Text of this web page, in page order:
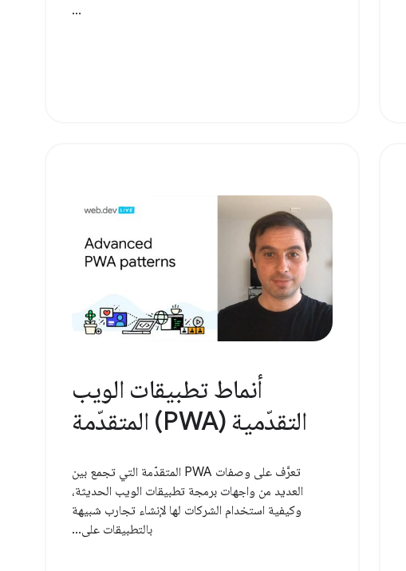
...
أنماط تطبيقات الويب
التقدّمية (PWA) المتقدّمة
تعرَّف على وصفات PWA المتقدّمة التي تجمع بين
العديد من واجهات برمجة تطبيقات الويب الحديثة،
وكيفية استخدام الشركات لها لإنشاء تجارب شبيهة
بالتطبيقات على...